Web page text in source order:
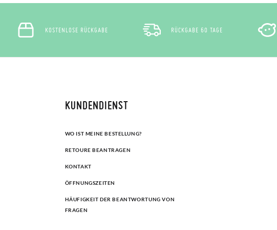
KOSTENLOSE RÜCKGABE RÜCKGABE 60 TAGE
KUNDENDIENST
WO IST MEINE BESTELLUNG?
RETOURE BEANTRAGEN
KONTAKT
ÖFFNUNGSZEITEN
HÄUFIGKEIT DER BEANTWORTUNG VON
FRAGEN